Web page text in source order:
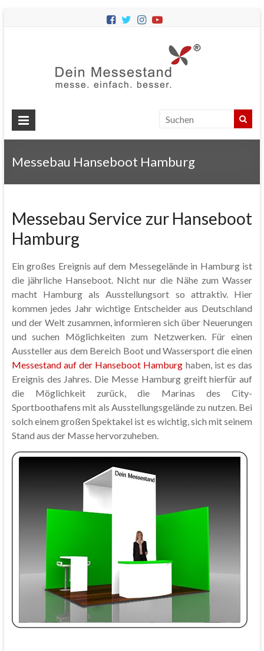
Messestände
für
Messebau Hanseboot Hamburg
Messebau Service zur Hanseboot
Hamburg
Ein großes Ereignis auf dem Messegelände in Hamburg ist
die jährliche Hanseboot. Nicht nur die Nähe zum Wasser
macht Hamburg als Ausstellungsort so attraktiv. Hier
kommen jedes Jahr wichtige Entscheider aus Deutschland
und der Welt zusammen, informieren sich über Neuerungen
und suchen Möglichkeiten zum Netzwerken. Für einen
Aussteller aus dem Bereich Boot und Wassersport die einen
Messestand auf der Hanseboot Hamburg haben, ist es das
Ereignis des Jahres. Die Messe Hamburg greift hierfür auf
die Möglichkeit zurück, die Marinas des City-
Sportboothafens mit als Ausstellungsgelände zu nutzen. Bei
solch einem großen Spektakel ist es wichtig, sich mit seinem
Stand aus der Masse hervorzuheben.